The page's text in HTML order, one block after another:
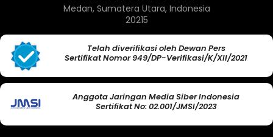
Medan, Sumatera Utara, Indonesia
20215
Telah diverifikasi oleh Dewan Pers
Sertifikat Nomor 949/DP-Verifikasi/K/XII/2021
Anggota Jaringan Media Siber Indonesia
Sertifikat No: 02.001/JMSI/2023